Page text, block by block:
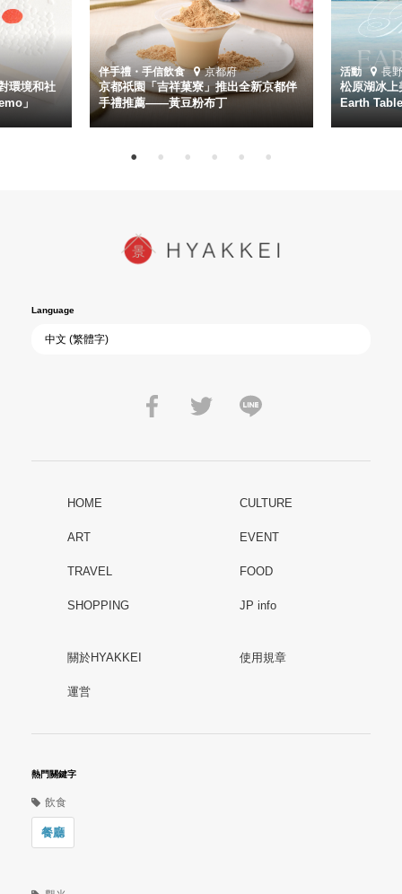
環境和社
」
伴手禮・手信飲食 京都府
京都祇園「吉祥菓寮」推出全新京都伴
手禮推薦——黃豆粉布丁
活動 長
松原湖冰
Earth
Language
HOME CULTURE
ART EVENT
TRAVEL FOOD
SHOPPING JP info
關於HYAKKEI 使用規章
運営
熱門關鍵字
飲食
餐廳